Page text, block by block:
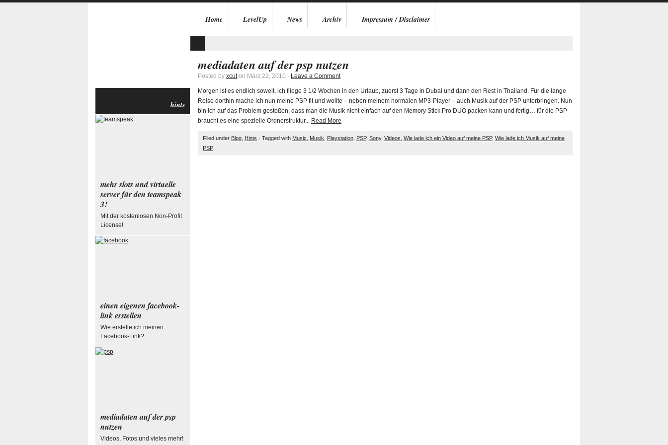
Home LevelUp News Archiv Impressum / Disclaimer
mediadaten auf der psp nutzen
Posted by xcuton März 22, 2010 · Leave a Comment
Morgen ist es endlich soweit, ich fliege 3 1/2 Wochen in den Urlaub, zuerst 3 Tage in Dubai und dann den Rest in Thailand. Für die lange
Reise dorthin mache ich nun meine PSP fit und wollte – neben meinem normalen MP3-Player – auch Musik auf der PSP unterbringen. Nun
bin ich auf das Problem gestoßen, dass man die Musik nicht einfach auf den Memory Stick Pro DUO packen kann und fertig… für die PSP
braucht es eine spezielle Ordnerstruktur... Read More
Filed under Blog Hints · Tagged with Music Musik Playstation PSP, Sony, Videos Wie lade ich ein Video auf meine PSP, Wie lade ich Musik auf meine
PSP
hints
mehr slots und virtuelle
server für den teamspeak
3!
Mit der kostenlosen Non-Profit
License!
einen eigenen facebook-
link erstellen
Wie erstelle ich meinen
Facebook-Link?
mediadaten auf der psp
nutzen
Videos, Fotos und vieles mehr!